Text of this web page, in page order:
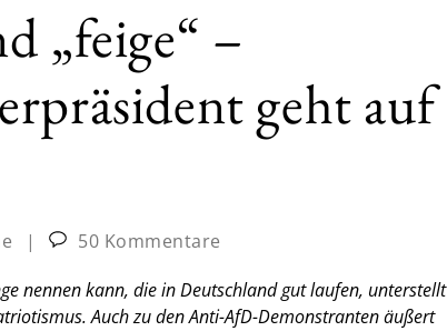
„feige“ –
geht auf
|
50 Kommentare
nennen kann, die in Deutschland gut laufen, unterstellt
Auch zu den Anti-AfD-Demonstranten äußert